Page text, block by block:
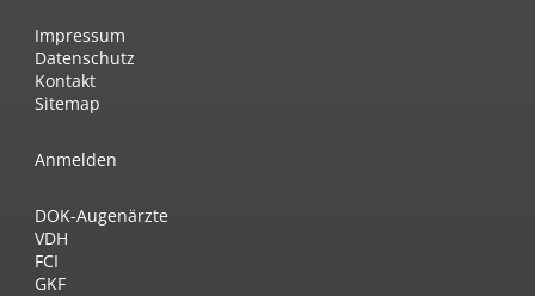
Impressum
Datenschutz
Kontakt
Sitemap
Anmelden
DOK-Augenärzte
VDH
FCI
GKF